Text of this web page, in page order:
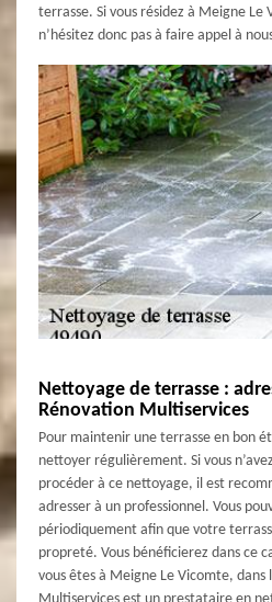
terrasse. Si vous résidez à Meigne Le
n’hésitez donc pas à faire appel à
Nettoyage de terrasse :
Rénovation Multiservices
Pour maintenir une terrasse en bon
nettoyer régulièrement. Si vous
procéder à ce nettoyage, il est
adresser à un professionnel. Vous
périodiquement afin que votre
propreté. Vous bénéficierez dans ce
vous êtes à Meigne Le Vicomte, dans